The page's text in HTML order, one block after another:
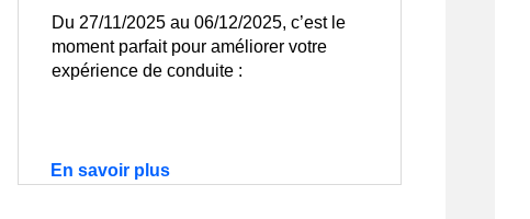
Du 27/11/2025 au 06/12/2025, c’est le
moment parfait pour améliorer votre
expérience de conduite :
En savoir plus